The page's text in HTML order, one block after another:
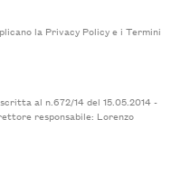
la Privacy Policye i Termini
al n.672/14 del 15.05.2014 -
responsabile: Lorenzo